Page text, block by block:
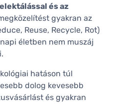
és az
gyakran az
Reuse, Recycle, Rot)
életben nem muszáj
hatáson túl
dolog kevesebb
és gyakran